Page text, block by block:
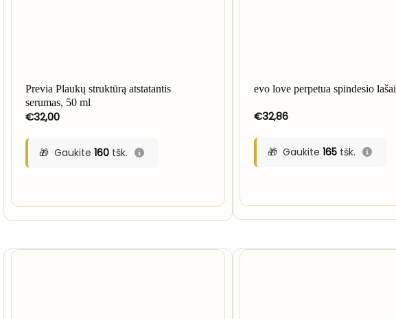
Previa Plaukų struktūrą atstatantis
serumas, 50 ml
€32,00
Gaukite 160tšk.
evo love perpetua spindesio lašai
€32,86
Gaukite165 tšk.